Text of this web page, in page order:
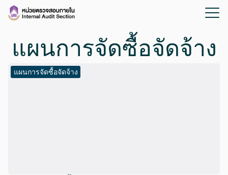
แผนการจัดซื้อจัดจ้าง
แผนการจัดซื้อจัดจ้าง